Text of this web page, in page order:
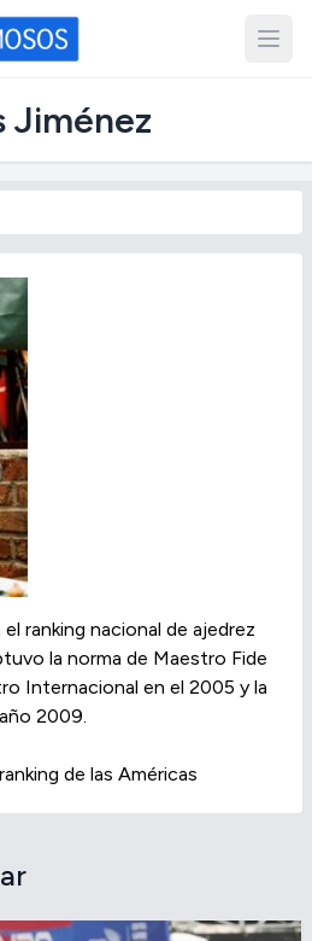
Jiménez
ranking nacional de ajedrez
la norma de Maestro Fide
Internacional en el 2005 y la
2009.
de las Américas